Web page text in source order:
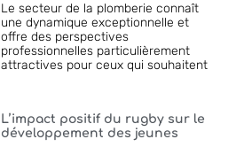
Le secteur de la plomberie connaît
une dynamique exceptionnelle et
offre des perspectives
professionnelles particulièrement
attractives pour ceux qui souhaitent
L’impact positif du rugby sur le
développement des jeunes